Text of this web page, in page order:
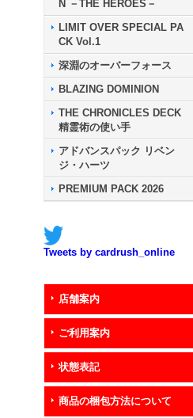
N －THE HEROES－
LIMIT OVER SPECIAL PA
CK Vol.1
深淵のオーバーフォース
BLAZING DOMINION
THE CHRONICLES DECK
精霊術の使い手
アドバンスパック リベン
ジ・ハーツ
PREMIUM PACK 2026
Tweets by cardrush_online
店舗案内
ご利用案内
状態表記
商品の梱包方法について